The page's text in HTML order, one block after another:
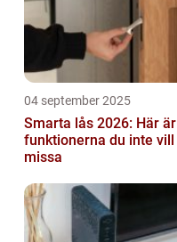
04 september 2025
Smarta lås 2026: Här är
funktionerna du inte vill
missa